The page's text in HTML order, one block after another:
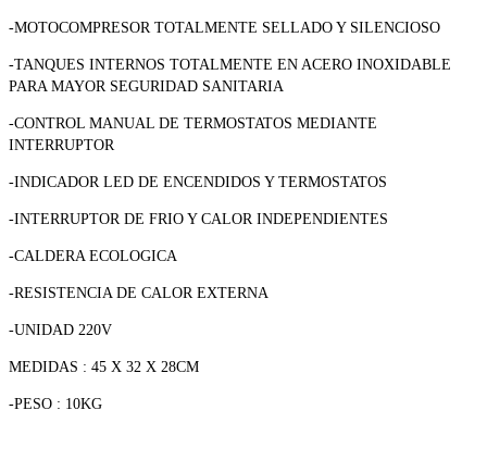
-MOTOCOMPRESOR TOTALMENTE SELLADO Y SILENCIOSO
-TANQUES INTERNOS TOTALMENTE EN ACERO INOXIDABLE
PARA MAYOR SEGURIDAD SANITARIA
-CONTROL MANUAL DE TERMOSTATOS MEDIANTE
INTERRUPTOR
-INDICADOR LED DE ENCENDIDOS Y TERMOSTATOS
-INTERRUPTOR DE FRIO Y CALOR INDEPENDIENTES
-CALDERA ECOLOGICA
-RESISTENCIA DE CALOR EXTERNA
-UNIDAD 220V
MEDIDAS : 45 X 32 X 28CM
-PESO : 10KG